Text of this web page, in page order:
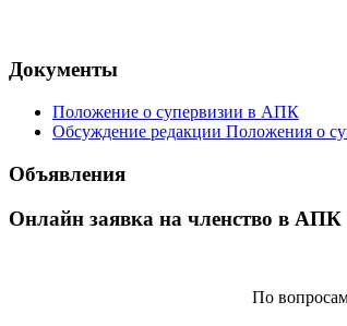
Документы
Положение о супервизии в АПК
Обсуждение редакции Положения о
Объявления
Онлайн заявка на членство в АПК
По